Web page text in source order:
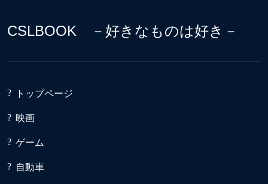
CSLBOOK －好きなものは好き－
トップページ
映画
ゲーム
自動車